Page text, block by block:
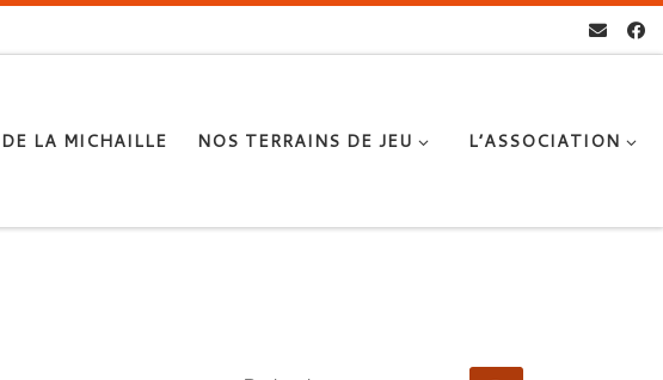
LA MICHAILLE NOS TERRAINS DE JEU L’ASSOCIATION